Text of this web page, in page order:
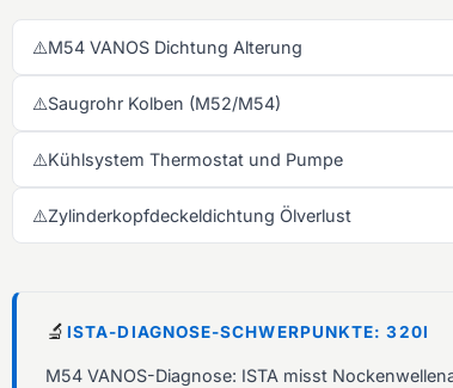
⚠️M54 VANOS Dichtung Alterung
⚠️Saugrohr Kolben (M52/M54)
⚠️Kühlsystem Thermostat und Pumpe
⚠️Zylinderkopfdeckeldichtung Ölverlust
🔬 ISTA-DIAGNOSE-SCHWERPUNKTE: 320I
M54 VANOS-Diagnose: ISTA misst